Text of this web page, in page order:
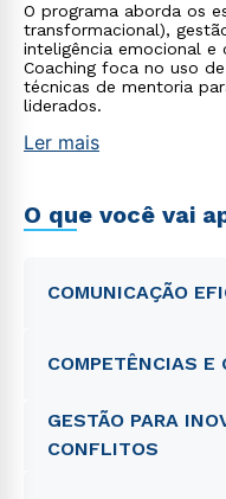
O programa aborda os
transformacional),
inteligência emocional e
Coaching foca no uso
técnicas de mentoria
liderados.
Ler mais
O que você vai
COMUNICAÇÃO
COMPETÊNCIAS E
GESTÃO PARA
CONFLITOS